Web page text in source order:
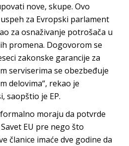
nove, skupe. Ovo
za Evropski parlament
za osnaživanje potrošača u
promena. Dogovorom se
zakonske garancije za
serviserima se obezbeđuje
delovima“, rekao je
saopštio je EP.
moraju da potvrde
EU pre nego što
članice imaće dve godine da